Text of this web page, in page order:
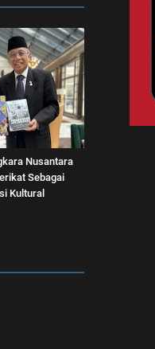
Nusantara
Sebagai
Kultural